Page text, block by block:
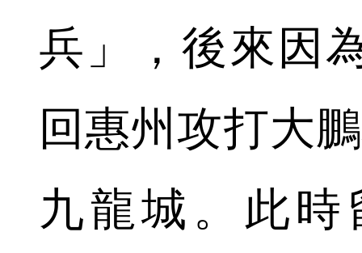
兵」，後來因
回惠州攻打大
九龍城。此